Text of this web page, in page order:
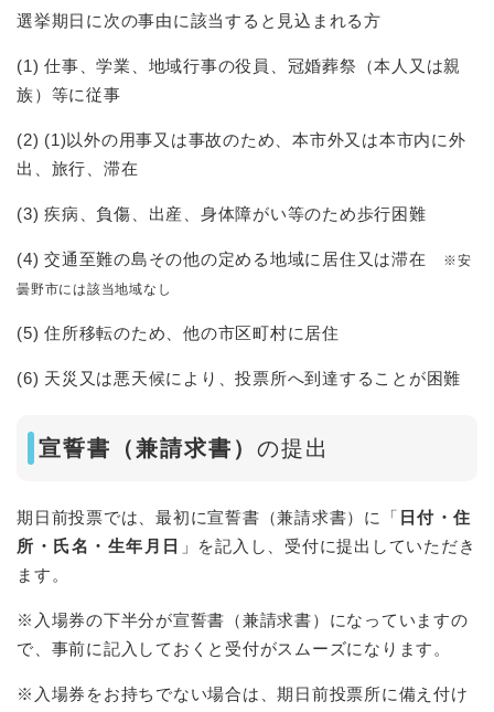
選挙期日に次の事由に該当すると見込まれる方
(1) 仕事、学業、地域行事の役員、冠婚葬祭（本人又は親
族）等に従事
(2) (1)以外の用事又は事故のため、本市外又は本市内に外
出、旅行、滞在
(3) 疾病、負傷、出産、身体障がい等のため歩行困難
(4) 交通至難の島その他の定める地域に居住又は滞在
※安
曇野市には該当地域なし
(5) 住所移転のため、他の市区町村に居住
(6) 天災又は悪天候により、投票所へ到達することが困難
​宣誓書（兼請求書） の提出
期日前投票では、最初に宣誓書（兼請求書）に「 日付・住
所・氏名・生年月日 」を記入し、受付に提出していただき
ます。
※入場券の下半分が宣誓書（兼請求書）になっていますの
で、事前に記入しておくと受付がスムーズになります。
※入場券をお持ちでない場合は、期日前投票所に備え付け